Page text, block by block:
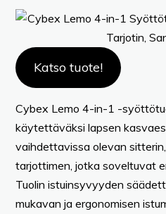
Katso tuote!
Cybex Lemo 4-in-1 -
käytettäväksi lapsen
vaihdettavissa olevan
tarjottimen, jotka soveltuvat
Tuolin istuinsyvyyden
mukavan ja ergonomisen